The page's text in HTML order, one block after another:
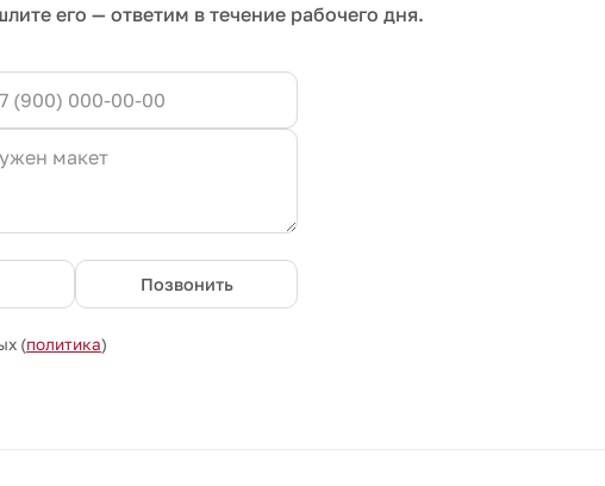
его — ответим в течение рабочего дня.
Позвонить
(политика)